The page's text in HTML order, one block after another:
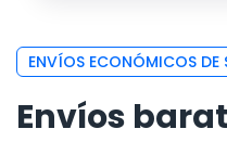
ENVÍOS ECONÓMICOS DE
Envíos